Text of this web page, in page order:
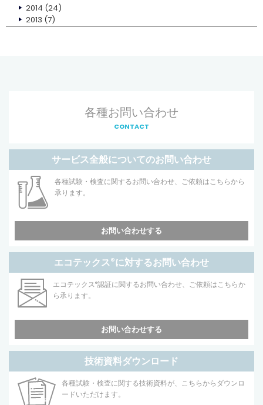
2014 (24)
2013 (7)
各種お問い合わせ
CONTACT
サービス全般についてのお問い合わせ
各種試験・検査に関するお問い合わせ、ご依頼はこちらから
承ります。
お問い合わせする
エコテックス®に対するお問い合わせ
エコテックス®認証に関するお問い合わせ、ご依頼はこちらか
ら承ります。
お問い合わせする
技術資料ダウンロード
各種試験・検査に関する技術資料が、こちらからダウンロ
ードいただけます。